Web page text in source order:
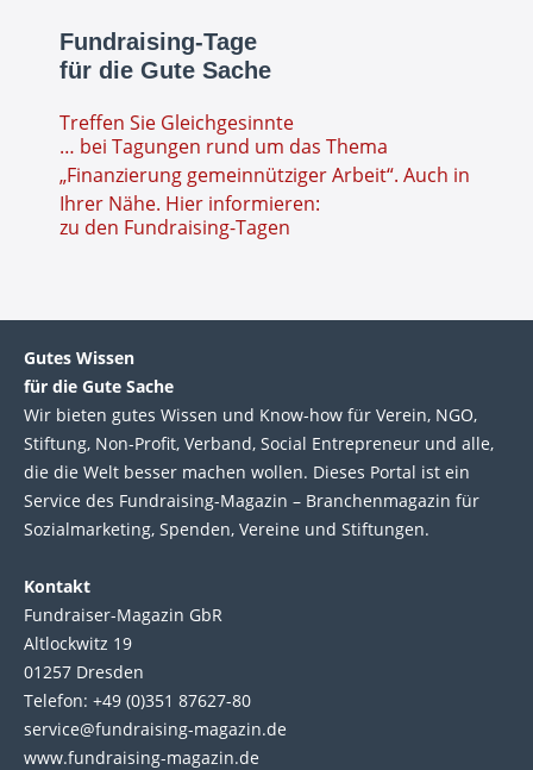
Fundraising-Tage
für die Gute Sache
Treffen Sie Gleichgesinnte
… bei Tagungen rund um das Thema
„Finanzierung gemeinnütziger Arbeit“. Auch in
Ihrer Nähe. Hier informieren:
zu den Fundraising-Tagen
Gutes Wissen
für die Gute Sache
Wir bie­ten gutes Wis­sen und Know-how für Ver­ein, NGO,
Stif­tung, Non-Profit, Ver­band, Social Entre­pre­neur und alle,
die die Welt bes­ser machen wol­len. Die­ses Por­tal ist ein
Service des Fund­raising-Magazin – Bran­chen­magazin für
Sozial­marke­ting, Spen­den, Ver­eine und Stif­tun­gen.
Kontakt
Fundraiser-Magazin GbR
Altlockwitz 19
01257 Dresden
Telefon: +49 (0)351 87627-80
service@fundraising-magazin.de
www.fundraising-magazin.de